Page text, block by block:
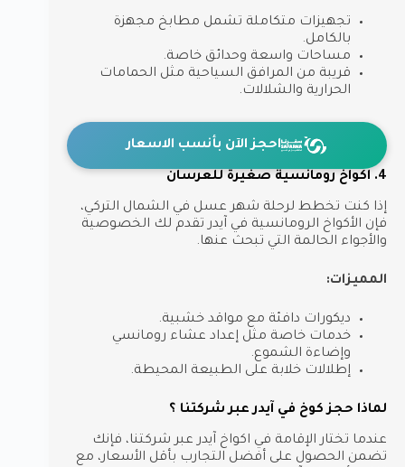
تجهيزات متكاملة تشمل مطابخ مجهزة
بالكامل.
مساحات واسعة وحدائق خاصة.
قريبة من المرافق السياحية مثل الحمامات
الحرارية والشلالات.
احجز الآن بأنسب الاسعار
4. اكواخ رومانسية صغيرة للعرسان
إذا كنت تخطط لرحلة شهر عسل في الشمال التركي،
فإن الأكواخ الرومانسية في آيدر تقدم لك الخصوصية
والأجواء الحالمة التي تبحث عنها.
المميزات:
ديكورات دافئة مع مواقد خشبية.
خدمات خاصة مثل إعداد عشاء رومانسي
وإضاءة الشموع.
إطلالات خلابة على الطبيعة المحيطة.
لماذا حجز كوخ في آيدر عبر شركتنا ؟
عندما تختار الإقامة في اكواخ آيدر عبر شركتنا، فإنك
تضمن الحصول على أفضل التجارب بأقل الأسعار، مع